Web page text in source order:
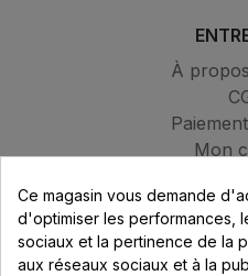
À
Mon
Ce magasin vous demande
d'optimiser les performances,
sociaux et la pertinence de la
aux réseaux sociaux et à la